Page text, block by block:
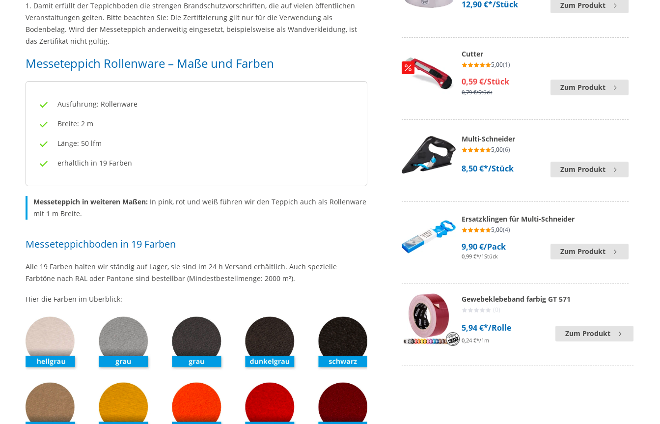
1. Damit erfüllt der Teppichboden die strengen Brandschutzvorschriften, die auf vielen öffentlichen
Veranstaltungen gelten. Bitte beachten Sie: Die Zertifizierung gilt nur für die Verwendung als
Bodenbelag. Wird der Messeteppich anderweitig eingesetzt, beispielsweise als Wandverkleidung, ist
das Zertifikat nicht gültig.
Messeteppich Rollenware – Maße und Farben
Ausführung: Rollenware
Breite: 2 m
Länge: 50 lfm
erhältlich in 19 Farben
Messeteppich in weiteren Maßen: In pink, rot und weiß führen wir den Teppich auch als Rollenware
mit 1 m Breite.
Messeteppichboden in 19 Farben
Alle 19 Farben halten wir ständig auf Lager, sie sind im 24 h Versand erhältlich. Auch spezielle
Farbtöne nach RAL oder Pantone sind bestellbar (Mindestbestellmenge: 2000 m²).
Hier die Farben im Überblick:
12,90 €*/Stück Zum Produkt
Cutter
5,00(1)
0,59 €/Stück
0,79 €/Stück
Zum Produkt
Multi-Schneider
5,00(6)
8,50 €*/Stück Zum Produkt
Ersatzklingen für Multi-Schneider
5,00(4)
9,90 €/Pack
0,99 €*/1Stück
Zum Produkt
Gewebeklebeband farbig GT 571
(0)
5,94 €*/Rolle
0,24 €*/1m
Zum Produkt